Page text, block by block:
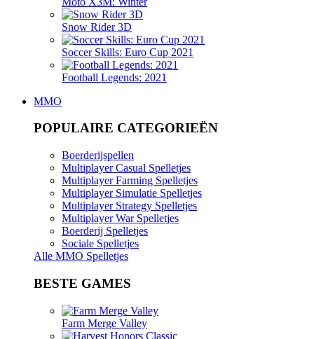
Snow Rider 3D
Soccer Skills: Euro Cup 2021
Football Legends: 2021
MMO
POPULAIRE CATEGORIEËN
Boerderijspellen
Multiplayer Casual Spelletjes
Multiplayer Farming Spelletjes
Multiplayer Simulatie Spelletjes
Multiplayer Strategy Spelletjes
Multiplayer War Spelletjes
Boerderij Spelletjes
Sociale Spelletjes
Alle MMO Spelletjes
BESTE GAMES
Farm Merge Valley